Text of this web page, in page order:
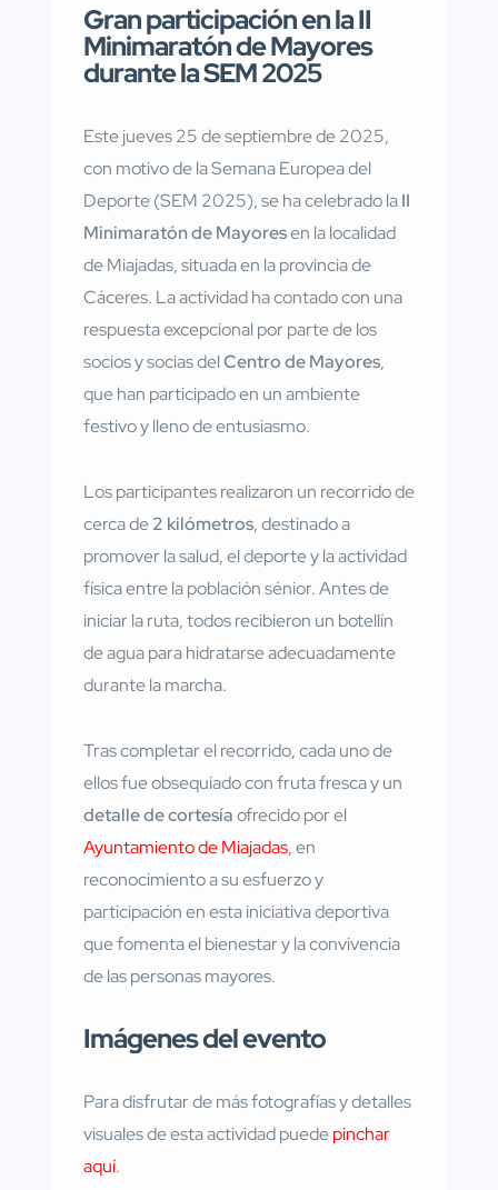
Gran participación en la II
Minimaratón de Mayores
durante la SEM 2025
Este jueves 25 de septiembre de 2025,
con motivo de la Semana Europea del
Deporte (SEM 2025), se ha celebrado laII
Minimaratón de Mayoresen la localidad
de Miajadas, situada en la provincia de
Cáceres. La actividad ha contado con una
respuesta excepcional por parte de los
socios y socias delCentro de Mayores,
que han participado en un ambiente
festivo y lleno de entusiasmo.
Los participantes realizaron un recorrido de
cerca de2 kilómetros, destinado a
promover la salud, el deporte y la actividad
física entre la población sénior. Antes de
iniciar la ruta, todos recibieron un botellín
de agua para hidratarse adecuadamente
durante la marcha.
Tras completar el recorrido, cada uno de
ellos fue obsequiado con fruta fresca y un
detalle de cortesíaofrecido por el
Ayuntamiento de Miajadas, en
reconocimiento a su esfuerzo y
participación en esta iniciativa deportiva
que fomenta el bienestar y la convivencia
de las personas mayores.
Imágenes del evento
Para disfrutar de más fotografías y detalles
visuales de esta actividad puedepinchar
aquí.